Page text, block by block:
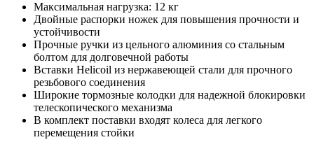
Максимальная нагрузка: 12 кг
Двойные распорки ножек для повышения прочности и
устойчивости
Прочные ручки из цельного алюминия со стальным
болтом для долговечной работы
Вставки Helicoil из нержавеющей стали для прочного
резьбового соединения
Широкие тормозные колодки для надежной блокировки
телескопического механизма
В комплект поставки входят колеса для легкого
перемещения стойки